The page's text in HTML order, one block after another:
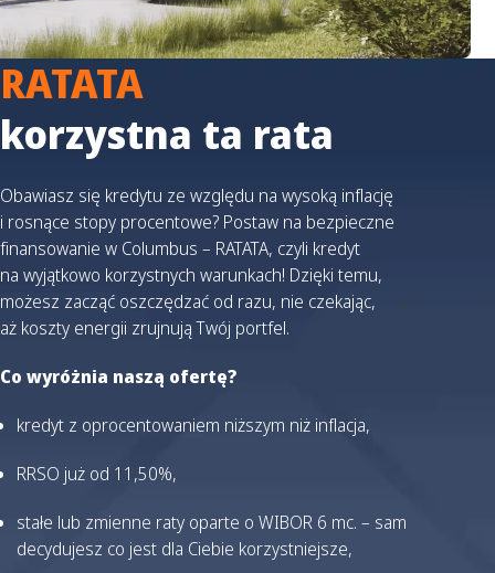
RATATA
korzystna ta rata
Obawiasz się kredytu ze względu na wysoką inflację
i rosnące stopy procentowe? Postaw na bezpieczne
finansowanie w Columbus – RATATA, czyli kredyt
na wyjątkowo korzystnych warunkach! Dzięki temu,
możesz zacząć oszczędzać od razu, nie czekając,
aż koszty energii zrujnują Twój portfel.
Co wyróżnia naszą ofertę?
kredyt z oprocentowaniem niższym niż inflacja,
RRSO już od 11,50%,
stałe lub zmienne raty oparte o WIBOR 6 mc. – sam
decydujesz co jest dla Ciebie korzystniejsze,